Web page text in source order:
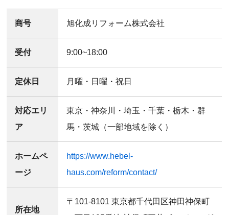
商号 旭化成リフォーム株式会社
受付 9:00~18:00
定休日 月曜・日曜・祝日
対応エリ
ア
東京・神奈川・埼玉・千葉・栃木・群
馬・茨城（一部地域を除く）
ホームペ
ージ
https://www.hebel-
haus.com/reform/contact/
所在地
〒101-8101 東京都千代田区神田神保町